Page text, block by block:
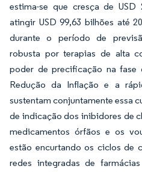
estima-se que cresça de
atingir USD 99,63 bilhões até
durante o período de
robusta por terapias de alta
poder de precificação na fase
Redução da Inflação e a
sustentam conjuntamente essa
de indicação dos inibidores de
medicamentos órfãos e os
estão encurtando os ciclos de
redes integradas de